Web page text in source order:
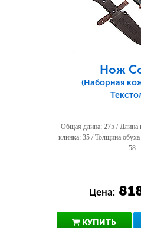
Нож
(Наборная
Общая длина: 275 / Длина
клинка: 35 / Толщина обуха
58
Цена:
КУПИТЬ